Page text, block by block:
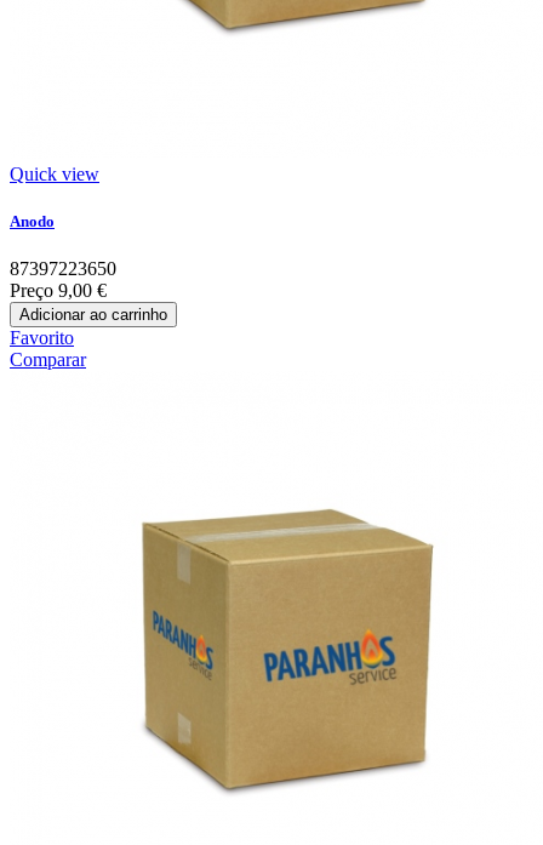
Quick view
Anodo
87397223650
Preço 9,00 €
Adicionar ao carrinho
Favorito
Comparar